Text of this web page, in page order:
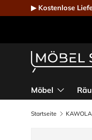
Direkt zum
▶ Kostenlose
Möbel
Startseite